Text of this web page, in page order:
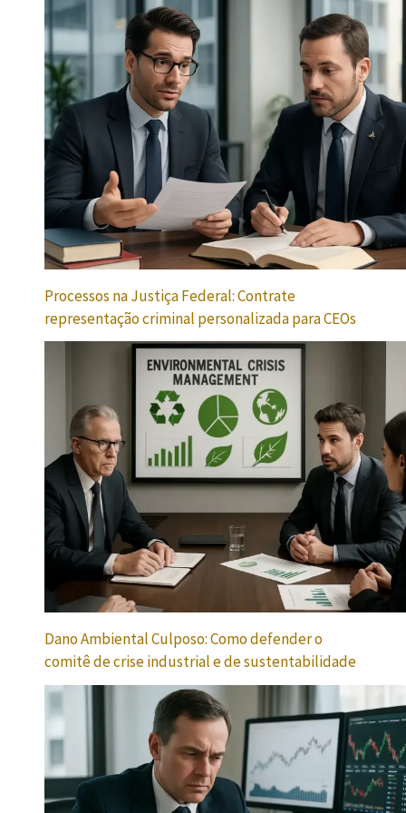
Processos na Justiça Federal: Contrate
representação criminal personalizada para CEOs
Dano Ambiental Culposo: Como defender o
comitê de crise industrial e de sustentabilidade